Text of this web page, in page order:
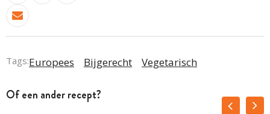
Tags:Europees Bijgerecht Vegetarisch
Of een ander recept?